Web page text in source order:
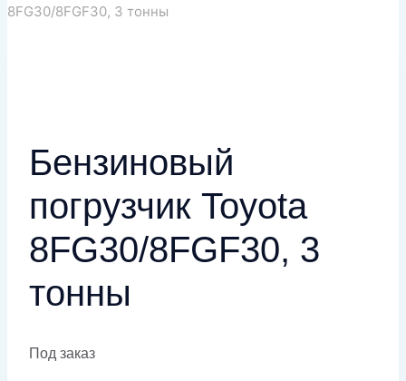
8FG30/8FGF30, 3 тонны
Бензиновый
погрузчик Toyota
8FG30/8FGF30, 3
тонны
Под заказ